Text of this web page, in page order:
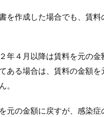
を作成した場合でも、賃
４月以降は賃料を元の金
ある場合は、賃料の金額
。
の金額に戻すが、感染症